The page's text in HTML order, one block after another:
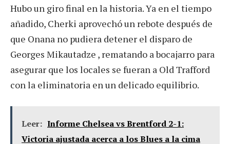
Hubo un giro final en la historia. Ya en el tiempo
añadido, Cherki aprovechó un rebote después de
que Onana no pudiera detener el disparo de
Georges Mikautadze , rematando a bocajarro para
asegurar que los locales se fueran a Old Trafford
con la eliminatoria en un delicado equilibrio.
Leer: Informe Chelsea vs Brentford 2-1:
Victoria ajustada acerca a los Blues a la cima